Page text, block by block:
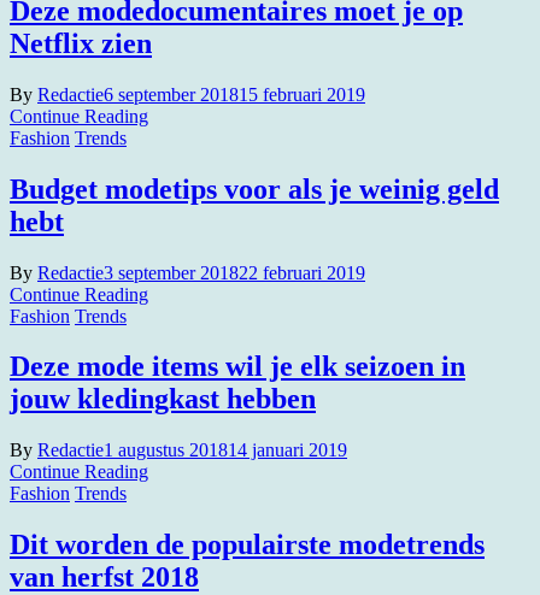
Deze modedocumentaires moet je op
Netflix zien
By Redactie6 september 201815 februari 2019
Continue Reading
Fashion Trends
Budget modetips voor als je weinig geld
hebt
By Redactie3 september 201822 februari 2019
Continue Reading
Fashion Trends
Deze mode items wil je elk seizoen in
jouw kledingkast hebben
By Redactie1 augustus 201814 januari 2019
Continue Reading
Fashion Trends
Dit worden de populairste modetrends
van herfst 2018